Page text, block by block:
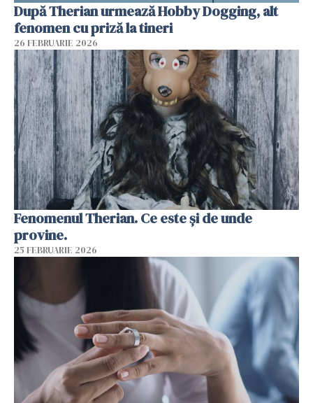
După Therian urmează Hobby Dogging, alt
fenomen cu priză la tineri
26 FEBRUARIE 2026
Fenomenul Therian. Ce este și de unde
provine.
25 FEBRUARIE 2026